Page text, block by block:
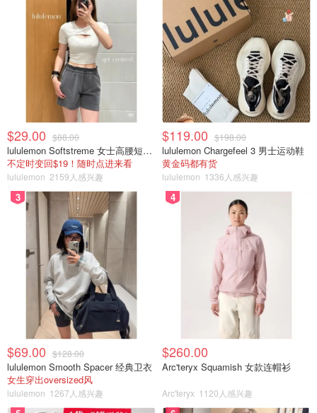
$29.00 $88.00
lululemon Softstreme 女士高腰短裤 10cm
不定时变回$19！随时点进来看
lululemon 2159人感兴趣
$119.00 $198.00
lululemon Chargefeel 3 男士运动鞋
黄金码都有货
lululemon 1336人感兴趣
3
$69.00 $128.00
lululemon Smooth Spacer 经典卫衣
女生穿出oversized风
lululemon 1267人感兴趣
4
$260.00
Arc'teryx Squamish 女款连帽衫
Arc'teryx 1120人感兴趣